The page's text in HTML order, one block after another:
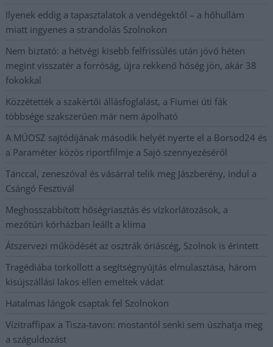
Ilyenek eddig a tapasztalatok a vendégektől – a hőhullám
miatt ingyenes a strandolás Szolnokon
Nem biztató: a hétvégi kisebb felfrissülés után jövő héten
megint visszatér a forróság, újra rekkenő hőség jön, akár 38
fokokkal
Közzétették a szakértői állásfoglalást, a Fiumei úti fák
többsége szakszerűen már nem ápolható
A MÚOSZ sajtódíjának második helyét nyerte el a Borsod24 és
a Paraméter közös riportfilmje a Sajó szennyezéséről
Tánccal, zeneszóval és vásárral telik meg Jászberény, indul a
Csángó Fesztivál
Meghosszabbított hőségriasztás és vízkorlátozások, a
mezőtúri kórházban leállt a klíma
Átszervezi működését az osztrák óriáscég, Szolnok is érintett
Tragédiába torkollott a segítségnyújtás elmulasztása, három
kisújszállási lakos ellen emeltek vádat
Hatalmas lángok csaptak fel Szolnokon
Vízitraffipax a Tisza-tavon: mostantól senki sem úszhatja meg
a száguldozást